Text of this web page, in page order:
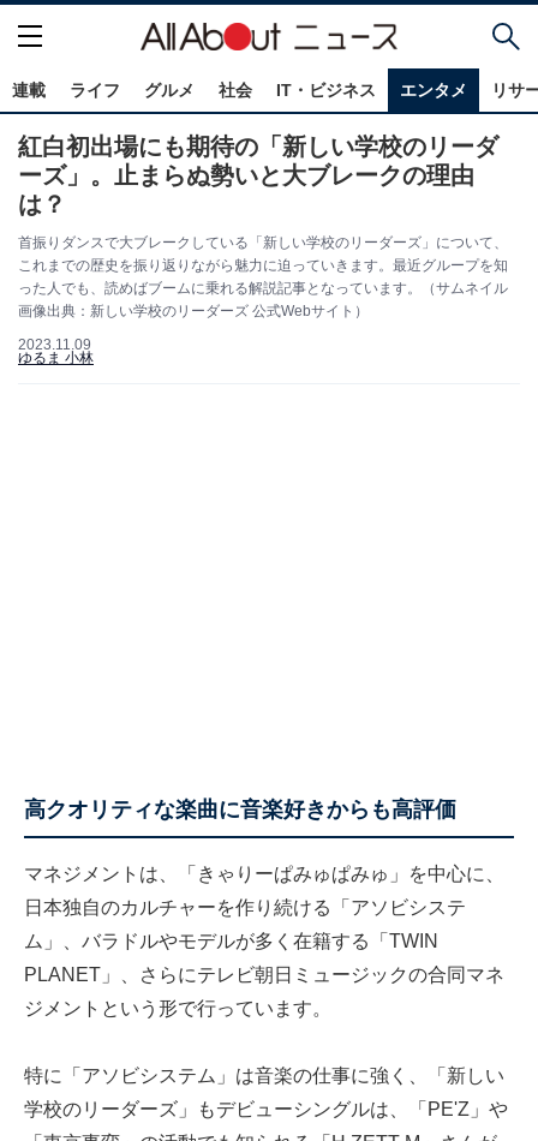
連載 ライフ グルメ 社会 IT・ビジネス エンタメ リサ
紅白初出場にも期待の「新しい学校のリーダ
ーズ」。止まらぬ勢いと大ブレークの理由
は？
首振りダンスで大ブレークしている「新しい学校のリーダーズ」について、
これまでの歴史を振り返りながら魅力に迫っていきます。最近グループを知
った人でも、読めばブームに乗れる解説記事となっています。（サムネイル
画像出典：新しい学校のリーダーズ 公式Webサイト）
2023.11.09
ゆるま 小林
高クオリティな楽曲に音楽好きからも高評価
マネジメントは、「きゃりーぱみゅぱみゅ」を中心に、
日本独自のカルチャーを作り続ける「アソビシステ
ム」、バラドルやモデルが多く在籍する「TWIN
PLANET」、さらにテレビ朝日ミュージックの合同マネ
ジメントという形で行っています。
特に「アソビシステム」は音楽の仕事に強く、「新しい
学校のリーダーズ」もデビューシングルは、「PE'Z」や